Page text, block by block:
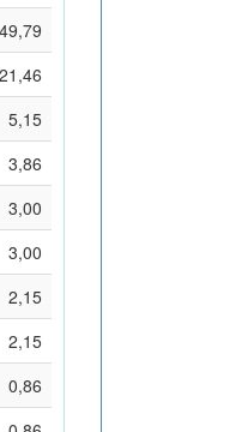
49,79
21,46
5,15
3,86
3,00
3,00
2,15
2,15
0,86